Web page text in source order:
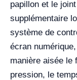
papillon et le
supplémentaire
système de
écran
manière aisée le
pression, le